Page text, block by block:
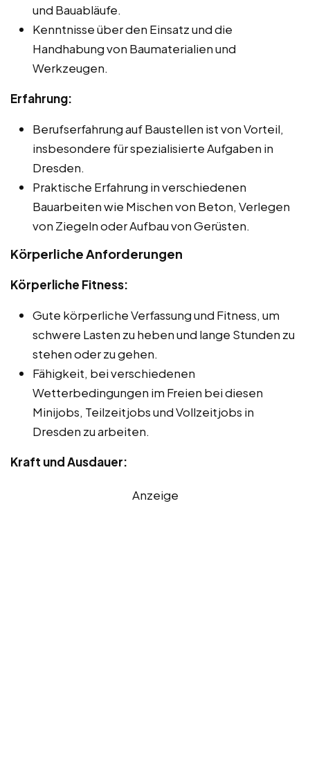
und Bauabläufe.
Kenntnisse über den Einsatz und die
Handhabung von Baumaterialien und
Werkzeugen.
Erfahrung:
Berufserfahrung auf Baustellen ist von Vorteil,
insbesondere für spezialisierte Aufgaben in
Dresden.
Praktische Erfahrung in verschiedenen
Bauarbeiten wie Mischen von Beton, Verlegen
von Ziegeln oder Aufbau von Gerüsten.
Körperliche Anforderungen
Körperliche Fitness:
Gute körperliche Verfassung und Fitness, um
schwere Lasten zu heben und lange Stunden zu
stehen oder zu gehen.
Fähigkeit, bei verschiedenen
Wetterbedingungen im Freien bei diesen
Minijobs, Teilzeitjobs und Vollzeitjobs in
Dresden zu arbeiten.
Kraft und Ausdauer:
Anzeige